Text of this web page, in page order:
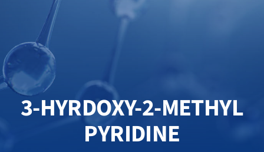
3-HYRDOXY-2-METHYL
PYRIDINE